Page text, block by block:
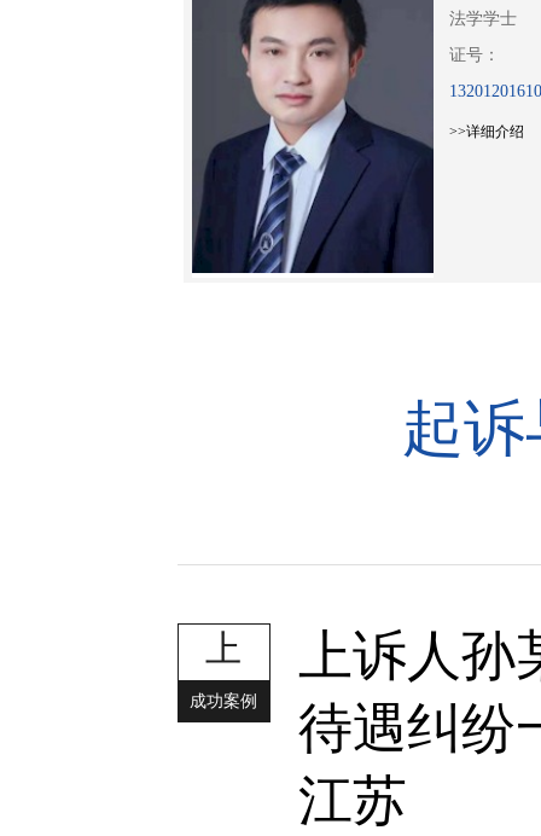
法学学士
证号：
>>详细介绍
起
上
成功案例
上诉人孙
待遇纠纷
江苏